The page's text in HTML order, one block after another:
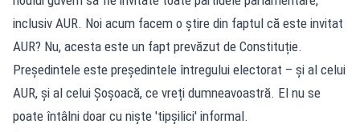
inclusiv AUR. Noi acum facem o știre din faptul că este invitat
AUR? Nu, acesta este un fapt prevăzut de Constituție.
Președintele este președintele întregului electorat – și al celui
AUR, și al celui Șoșoacă, ce vreți dumneavoastră. El nu se
poate întâlni doar cu niște 'tipșilici' informal.